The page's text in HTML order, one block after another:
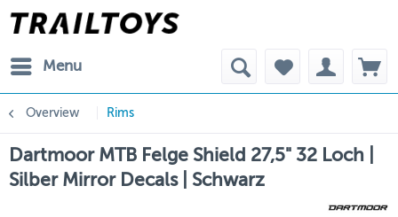
Menu
Overview Rims
Dartmoor MTB Felge Shield 27,5" 32 Loch |
Silber Mirror Decals | Schwarz